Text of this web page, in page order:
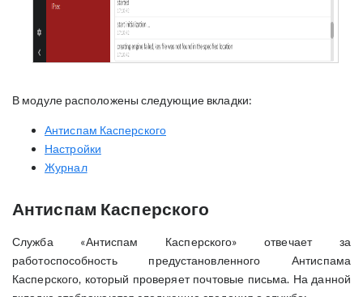
В модуле расположены следующие вкладки:
Антиспам Касперского
Настройки
Журнал
Антиспам Касперского
Служба «Антиспам Касперского» отвечает за
работоспособность предустановленного Антиспама
Касперского, который проверяет почтовые письма. На данной